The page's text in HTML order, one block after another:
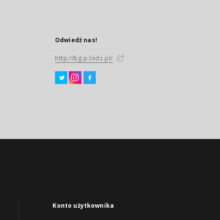
Odwiedź nas!
http://bg.p.lodz.pl/
Konto użytkownika